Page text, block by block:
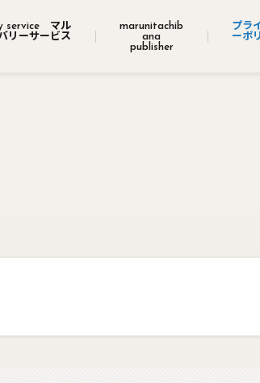
service マル
リーサービス
marunitachib
ana
publisher
プラ
ーポ